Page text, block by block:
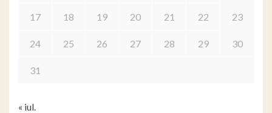
17 18 19 20 21 22 23
24 25 26 27 28 29 30
31
« iul.